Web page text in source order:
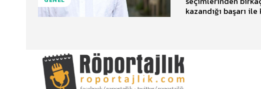
kazandığı başarı